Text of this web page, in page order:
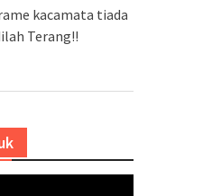
kacamata tiada
Terang!!